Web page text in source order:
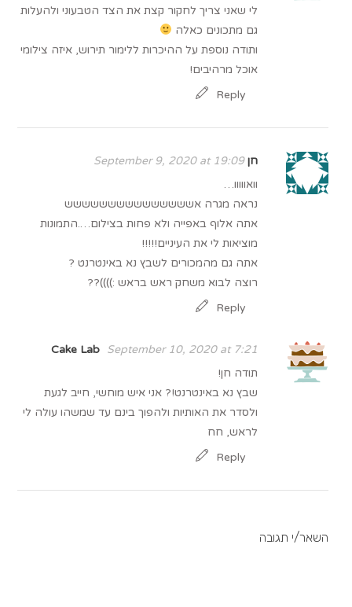
לי שאני צריך לחקור קצת את הצד הטבעוני ולהעלות
גם מתכונים כאלה
ותודה נוספת על ההיכרות ללימור תירוש, איזה צילומי
אוכל מרהיבים!
Reply
חן September 9, 2020 at 19:09
וואווווו…
נראה מגרה אששששששששששששששש
אתה אלוף באפייה ולא פחות בצילום….התמונות
מוציאות לי את העיניים!!!!!
אתה גם מהמכורים לשבץ נא באינטרנט ?
רוצה לבוא משחק ראש בראש :))))??
Reply
Cake Lab
September 10, 2020 at 7:21
תודה חן!
שבץ נא באינטרנט!? אני איש מוחשי, חייב לגעת
ולסדר את האותיות ולהפוך בינם עד שמשהו עולה לי
לראש, חח
Reply
השאר/י תגובה